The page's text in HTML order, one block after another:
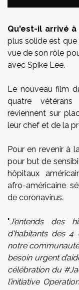
Qu'est-il arrivé à
plus solide est que
vue de son rôle
avec Spike Lee.
Le nouveau film
quatre
reviennent sur
leur chef et de la
Pour en revenir à
pour but de
hôpitaux
afro-américaine
de coronavirus.
"J’entends des
d'habitants des
notre
besoin urgent
célébration du
l’initiative